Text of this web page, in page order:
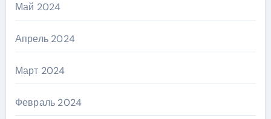
Май 2024
Апрель 2024
Март 2024
Февраль 2024